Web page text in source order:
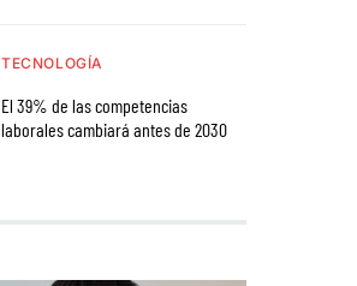
TECNOLOGÍA
El 39% de las competencias
laborales cambiará antes de 2030